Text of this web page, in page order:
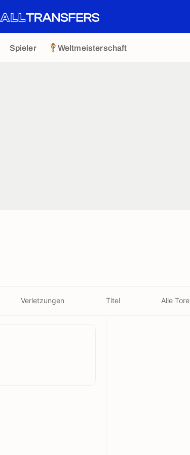
Spieler Weltmeisterschaft
Verletzungen Titel Alle Tore